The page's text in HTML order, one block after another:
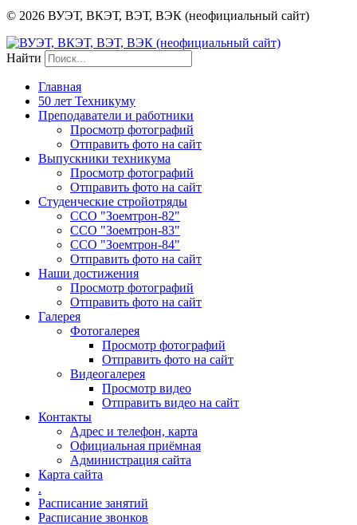
© 2026 ВУЭТ, ВКЭТ, ВЭТ, ВЭК (неофициальный сайт)
Найти
Главная
50 лет Техникуму
Преподаватели и работники
Просмотр фотографий
Отправить фото на сайт
Выпускники техникума
Просмотр фотографий
Отправить фото на сайт
Студенческие стройотряды
ССО "Зоемтрон-82"
ССО "Зоемтрон-83"
ССО "Зоемтрон-84"
Отправить фото на сайт
Наши достижения
Просмотр фотографий
Отправить фото на сайт
Галерея
Фотогалерея
Просмотр фотографий
Отправить фото на сайт
Видеогалерея
Просмотр видео
Отправить видео на сайт
Контакты
Адрес и телефон, карта
Официальная приёмная
Администрация сайта
Карта сайта
.
Расписание занятий
Расписание звонков